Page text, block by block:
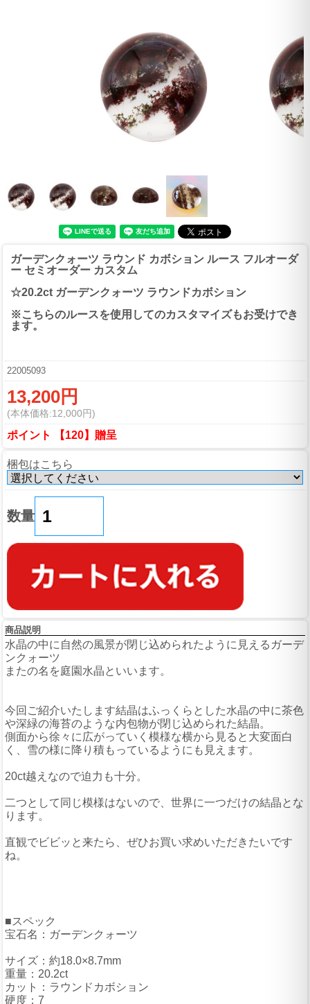
ガーデンクォーツ ラウンド カボション ルース フルオーダ
ー セミオーダー カスタム
☆20.2ct ガーデンクォーツ ラウンドカボション
※こちらのルースを使用してのカスタマイズもお受けでき
ます。
22005093
13,200円
(本体価格:12,000円)
ポイント 【120】贈呈
梱包はこちら
数量
商品説明
水晶の中に自然の風景が閉じ込められたように見えるガーデ
ンクォーツ
またの名を庭園水晶といいます。
今回ご紹介いたします結晶はふっくらとした水晶の中に茶色
や深緑の海苔のような内包物が閉じ込められた結晶。
側面から徐々に広がっていく模様な横から見ると大変面白
く、雪の様に降り積もっているようにも見えます。
20ct越えなので迫力も十分。
二つとして同じ模様はないので、世界に一つだけの結晶とな
ります。
直観でビビッと来たら、ぜひお買い求めいただきたいです
ね。
■スペック
宝石名：ガーデンクォーツ
サイズ：約18.0×8.7mm
重量：20.2ct
カット：ラウンドカボション
硬度：7